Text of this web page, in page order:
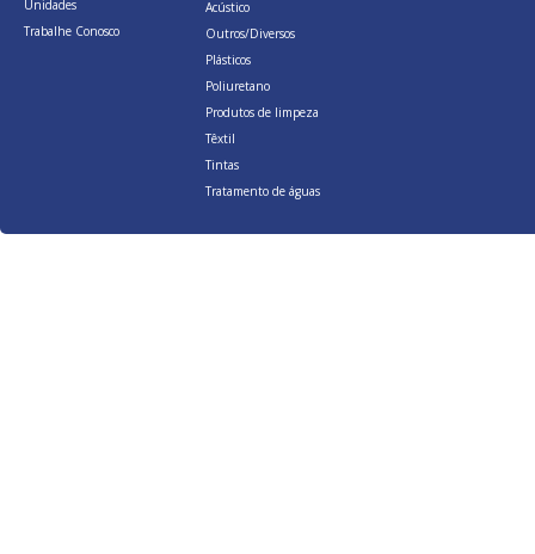
Unidades
Trabalhe Conosco
Acústico
Outros/Diversos
Plásticos
Poliuretano
Produtos de limpeza
Têxtil
Tintas
Tratamento de águas